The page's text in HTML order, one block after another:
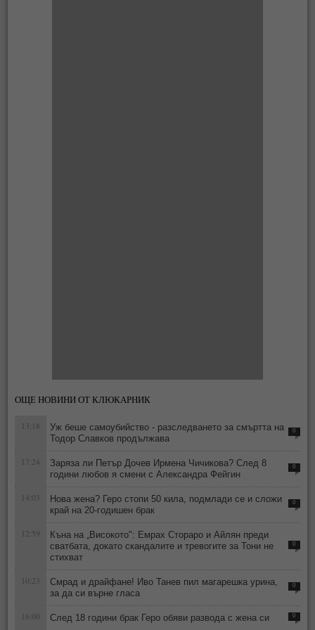
ОЩЕ НОВИНИ ОТ КЛЮКАРНИК
13:18
Уж беше самоубийство - разследването за смъртта на
Тодор Славков продължава
0
17:24
Заряза ли Петър Дочев Ирмена Чичикова? След 8
години любов я смени с Александра Фейгин
0
14:03
Нова жена? Геро стопи 50 кила, подмлади се и сложи
край на 20-годишен брак
0
12:59
Къна на „Високото": Емрах Стораро и Айлян преди
сватбата, докато скандалите и тревогите за Тони не
стихват
0
10:23
Смрад и драйфане! Иво Танев пил магарешка урина,
за да си върне гласа
0
16:00 След 18 години брак Геро обяви развода с жена си 0